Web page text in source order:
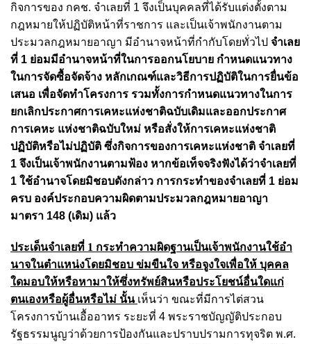
กิจการของ กคช. จําเลยที่ 1 จึงเป็นบุคคลที่ได้รับแต่งตั้งตาม
กฎหมายให้ปฏิบัติหน้าที่ราชการ และเป็นเจ้าพนักงานตาม
ประมวลกฎหมายอาญา มีอํานาจหน้าที่กํากับโดยทั่วไป จําเลย
ที่ 1 ย่อมมีอํานาจหน้าที่ในการออกนโยบาย กําหนดแนวทาง
ในการจัดซื้อจัดจ้าง หลักเกณฑ์และวิธีการปฏิบัติในการยื่นข้อ
เสนอ เพื่อจัดทําโครงการ รวมทั้งการกําหนดแนวทางในการ
ยกเลิกประกาศการเคหะแห่งชาติฉบับเดิมและออกประกาศ
การเคหะ แห่งชาติฉบับใหม่ หรือสั่งให้การเคหะแห่งชาติ
ปฏิบัติหรือไม่ปฏิบัติ ซึ่งกิจการของการเคหะแห่งชาติ จําเลยที่
1 จึงเป็นเจ้าพนักงานตามฟ้อง หากข้อเท็จจริงฟังได้ว่าจําเลยที่
1 ใช้อํานาจโดยมิชอบดังกล่าว การกระทําของจําเลยที่ 1 ย่อม
ครบ องค์ประกอบความผิดตามประมวลกฎหมายอาญา
มาตรา 148 (เดิม) แล้ว
ประเด็นจําเลยที่ 1 กระทําความผิดฐานเป็นเจ้าพนักงานใช้อํา
นาจในตําแหน่งโดยมิชอบ ข่มขืนใจ หรือจูงใจเพื่อให้ บุคคล
ใดมอบให้หรือหามาให้ซึ่งทรัพย์สินหรือประโยชน์อื่นใดแก่
ตนเองหรือผู้อื่นหรือไม่ นั้น เห็นว่า ขณะที่มีการไต่สวน
โครงการบ้านเอื้ออาทร ระยะที่ 4 พระราชบัญญัติประกอบ
รัฐธรรมนูญว่าด้วยการป้องกันและปราบปรามการทุจริต พ.ศ.